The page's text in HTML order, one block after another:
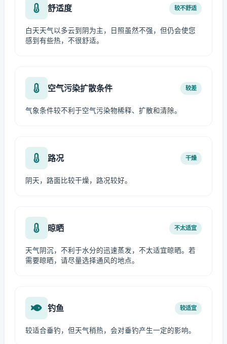
舒适度 较不舒适
白天天气以多云到阴为主，日照虽然不强，但仍会使您
感到有些热，不很舒适。
空气污染扩散条件 较差
气象条件较不利于空气污染物稀释、扩散和清除。
路况 干燥
阴天，路面比较干燥，路况较好。
晾晒 不太适宜
天气阴沉，不利于水分的迅速蒸发，不太适宜晾晒。若
需要晾晒，请尽量选择通风的地点。
钓鱼 较适宜
较适合垂钓，但天气稍热，会对垂钓产生一定的影响。